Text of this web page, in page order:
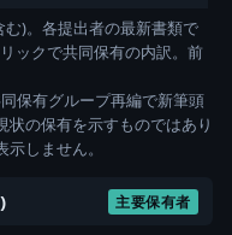
む)。各提出者の最新書類で
ックで共同保有の内訳。前
保有グループ再編で新筆頭
の保有を示すものではあり
しません。
主要保有者